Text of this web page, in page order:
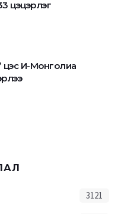
цэцэрлэг
цэс И-Монголиа
3121